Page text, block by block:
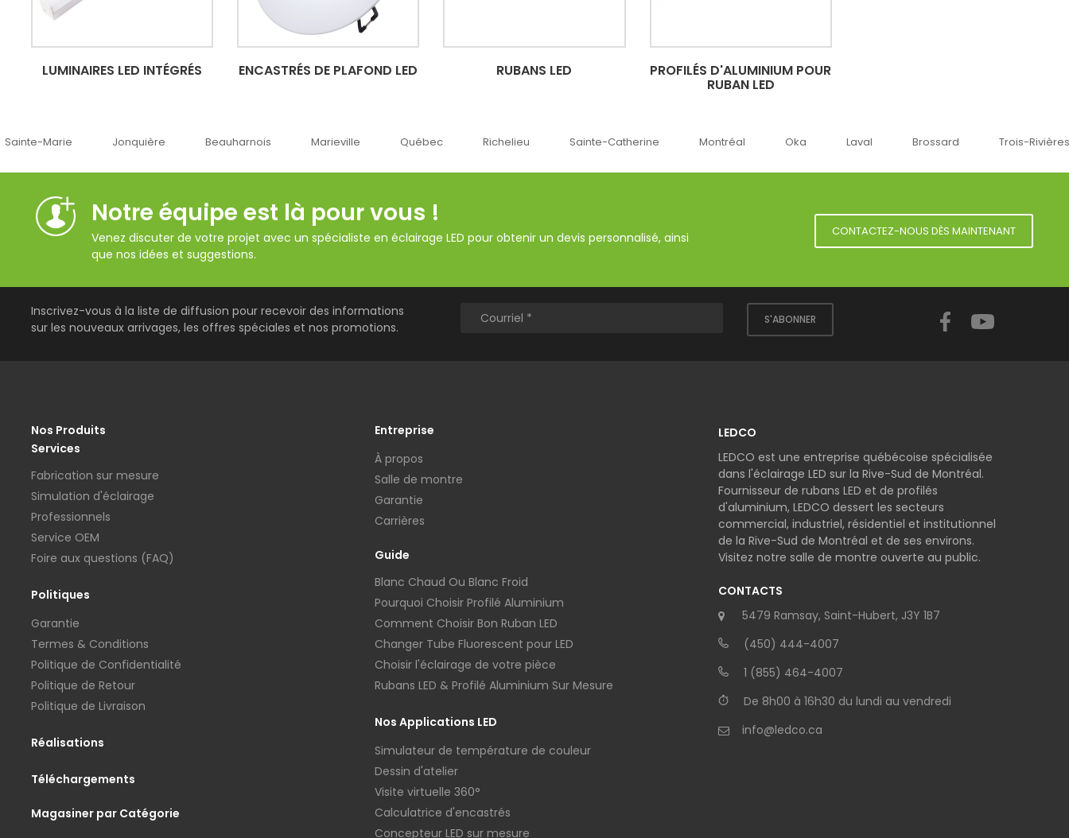
LUMINAIRES LED INTÉGRÉS ENCASTRÉS DE PLAFOND LED RUBANS LED PROFILÉS D'ALUMINIUM POUR
RUBAN LED
Jonquière Beauharnois Marieville Québec Richelieu Sainte-Catherine Montréal Oka Brossard Trois-Rivières
Notre équipe est là pour vous !
Venez discuter de votre projet avec un spécialiste en éclairage LED pour obtenir un devis personnalisé, ainsi
que nos idées et suggestions.
CONTACTEZ-NOUS DÈS MAINTENANT
Inscrivez-vous à la liste de diffusion pour recevoir des informations
sur les nouveaux arrivages, les offres spéciales et nos promotions.
S'ABONNER
Facebook
Nos Produits
Services
Fabrication sur mesure
Simulation d'éclairage
Professionnels
Service OEM
Foire aux questions (FAQ)
Politiques
Garantie
Termes & Conditions
Politique de Confidentialité
Politique de Retour
Politique de Livraison
Réalisations
Téléchargements
Magasiner par Catégorie
Entreprise
À propos
Salle de montre
Garantie
Carrières
Guide
Blanc Chaud Ou Blanc Froid
Pourquoi Choisir Profilé Aluminium
Comment Choisir Bon Ruban LED
Changer Tube Fluorescent pour LED
Choisir l'éclairage de votre pièce
Rubans LED & Profilé Aluminium Sur Mesure
Nos Applications LED
Simulateur de température de couleur
Dessin d'atelier
Visite virtuelle 360°
Calculatrice d'encastrés
Concepteur LED sur mesure
LEDCO
LEDCO est une entreprise québécoise spécialisée
dans l'éclairage LED sur la Rive-Sud de Montréal.
Fournisseur de rubans LED et de profilés
d'aluminium, LEDCO dessert les secteurs
commercial, industriel, résidentiel et institutionnel
de la Rive-Sud de Montréal et de ses environs.
Visitez notre salle de montre ouverte au public.
CONTACTS
5479 Ramsay, Saint-Hubert, J3Y 1B7
(450) 444-4007
1 (855) 464-4007
De 8h00 à 16h30 du lundi au vendredi
info@ledco.ca